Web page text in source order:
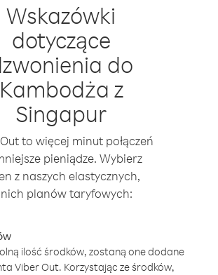
Wskazówki
dotyczące
do
Kambodża z
Singapur
to więcej minut połączeń
pieniądze. Wybierz
z naszych elastycznych,
planów taryfowych:
ilość środków, zostaną one dodane
Viber Out. Korzystając ze środków,